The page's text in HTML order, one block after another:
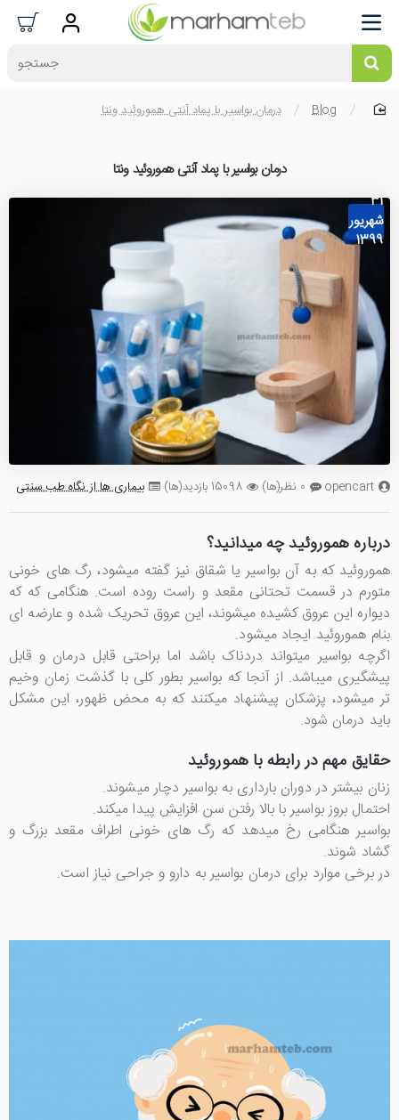
جستجو
home
Blog درمان بواسیر با پماد آنتی هموروئید ونتا
درمان بواسیر با پماد آنتی هموروئید ونتا
31
شهریور
1399
opencart 0 نظر(ها) 15098 بازدید(ها) بیماری ها از نگاه طب سنتی
درباره هموروئید چه میدانید؟
هموروئید که به آن بواسیر یا شقاق نیز گفته میشود، رگ های خونی
متورم در قسمت تحتانی مقعد و راست روده است. هنگامی که که
دیواره این عروق کشیده میشوند، این عروق تحریک شده و عارضه ای
بنام هموروئید ایجاد میشود.
اگرچه بواسیر میتواند دردناک باشد اما براحتی قابل درمان و قابل
پیشگیری میباشد. از آنجا که بواسیر بطور کلی با گذشت زمان وخیم
تر میشود، پزشکان پیشنهاد میکنند که به محض ظهور، این مشکل
باید درمان شود.
حقایق مهم در رابطه با هموروئید
زنان بیشتر در دوران بارداری به بواسیر دچار میشوند.
احتمال بروز بواسیر با بالا رفتن سن افزایش پیدا میکند.
بواسیر هنگامی رخ میدهد که رگ های خونی اطراف مقعد بزرگ و
گشاد شوند.
در برخی موارد برای درمان بواسیر به دارو و جراحی نیاز است.